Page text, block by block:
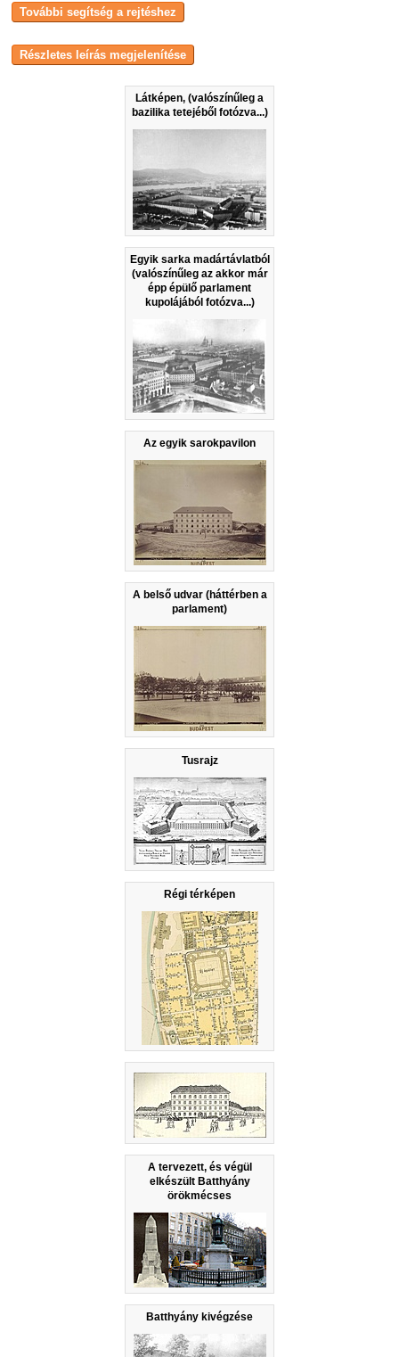
Látképen, (valószínűleg a
bazilika tetejéből fotózva...)
Egyik sarka madártávlatból
(valószínűleg az akkor már
épp épülő parlament
kupolájából fotózva...)
Az egyik sarokpavilon
A belső udvar (háttérben a
parlament)
Tusrajz
Régi térképen
A tervezett, és végül
elkészült Batthyány
örökmécses
Batthyány kivégzése